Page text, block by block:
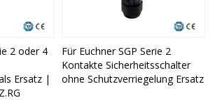
2 oder 4
Ersatz |
Für Euchner SGP Serie 2
Kontakte Sicherheitsschalter
ohne Schutzverriegelung Ersatz